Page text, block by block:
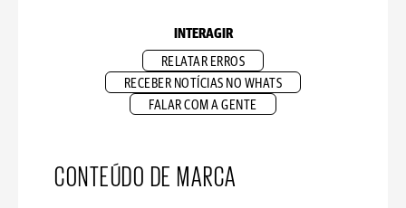
INTERAGIR
RELATAR ERROS
RECEBER NOTÍCIAS NO WHATS
FALAR COM A GENTE
CONTEÚDO DE MARCA